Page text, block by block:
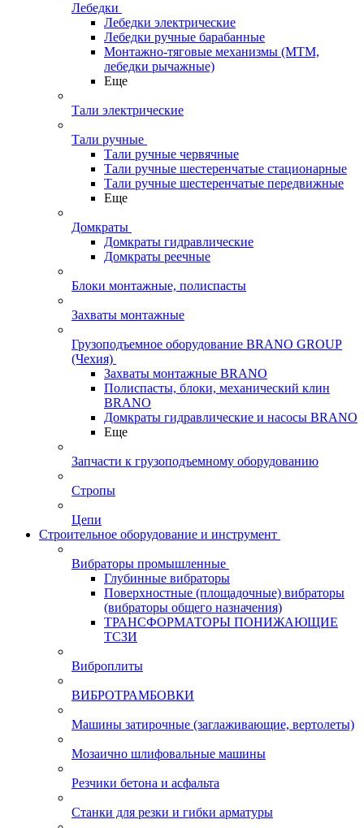
Лебедки
Лебедки электрические
Лебедки ручные барабанные
Монтажно-тяговые механизмы (МТМ,
лебедки рычажные)
Еще
Тали электрические
Тали ручные
Тали ручные червячные
Тали ручные шестеренчатые стационарные
Тали ручные шестеренчатые передвижные
Еще
Домкраты
Домкраты гидравлические
Домкраты реечные
Блоки монтажные, полиспасты
Захваты монтажные
Грузоподъемное оборудование BRANO GROUP
(Чехия)
Захваты монтажные BRANO
Полиспасты, блоки, механический клин
BRANO
Домкраты гидравлические и насосы BRANO
Еще
Запчасти к грузоподъемному оборудованию
Стропы
Цепи
Строительное оборудование и инструмент
Вибраторы промышленные
Глубинные вибраторы
Поверхностные (площадочные) вибраторы
(вибраторы общего назначения)
ТРАНСФОРМАТОРЫ ПОНИЖАЮЩИЕ
ТСЗИ
Виброплиты
ВИБРОТРАМБОВКИ
Машины затирочные (заглаживающие, вертолеты)
Мозаично шлифовальные машины
Резчики бетона и асфальта
Станки для резки и гибки арматуры